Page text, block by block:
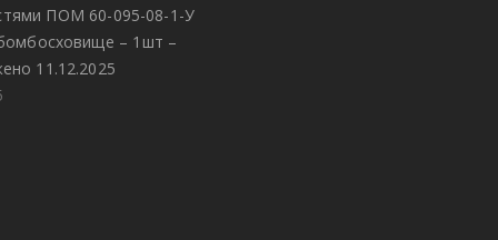
ПОМ 60-095-08-1-У
– 1шт –
11.12.2025